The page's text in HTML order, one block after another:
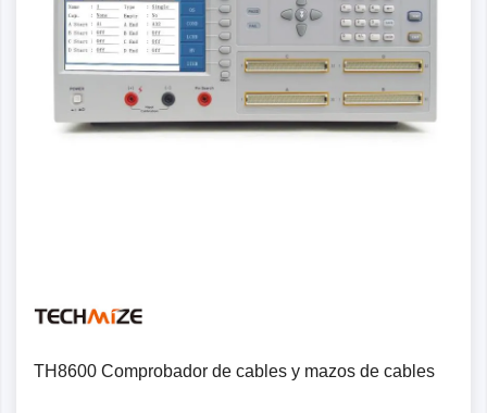
TH8600 Comprobador de cables y mazos de cables